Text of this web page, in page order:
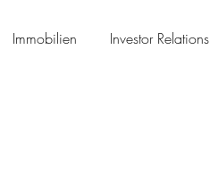
Immobilien Investor Relations